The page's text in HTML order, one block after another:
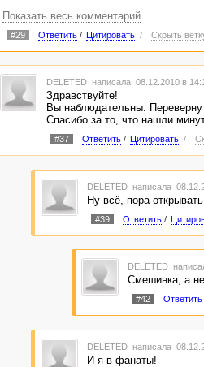
У вас с инструментом любовь
делаете легко. Спасибо.
Показать весь комментарий
#29 Ответить/ Цитировать / Скрыть
DELETED написала 08.12.2010 в
Здравствуйте!
Вы наблюдательны.
Спасибо за то, что нашли
#37 Ответить/ Цитировать /
DELETED написала
Ну всё, пора
#39 Ответить/
DELETED
Смешинка, а
#42 Ответить
DELETED написала
И я в фанаты!